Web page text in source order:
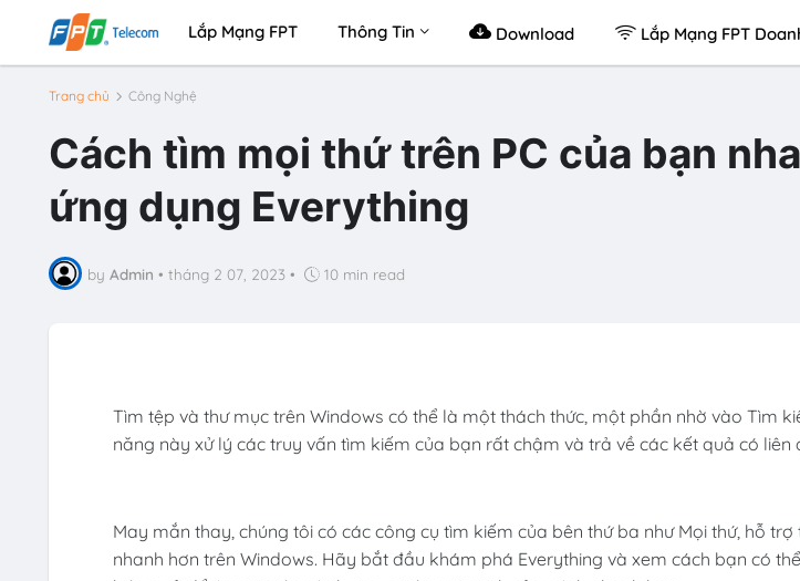
Lắp Mạng FPT Thông Tin Download Lắp Mạng FPT
Trang chủ Công Nghệ
Cách tìm mọi thứ trên PC của bạn
ứng dụng Everything
by Admin • tháng 2 07, 2023 • 10 min read
Tìm tệp và thư mục trên Windows có thể là một thách thức, một phần nhờ vào Tìm
năng này xử lý các truy vấn tìm kiếm của bạn rất chậm và trả về các kết quả có liên
May mắn thay, chúng tôi có các công cụ tìm kiếm của bên thứ ba như Mọi thứ, hỗ
nhanh hơn trên Windows. Hãy bắt đầu khám phá Everything và xem cách bạn có